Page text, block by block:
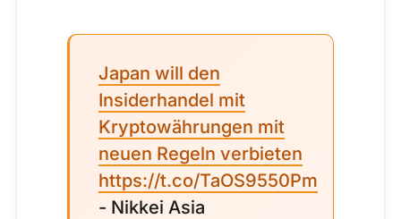
Japan will den
Insiderhandel mit
Kryptowährungen mit
neuen Regeln verbieten
https://t.co/TaOS9550Pm
- Nikkei Asia